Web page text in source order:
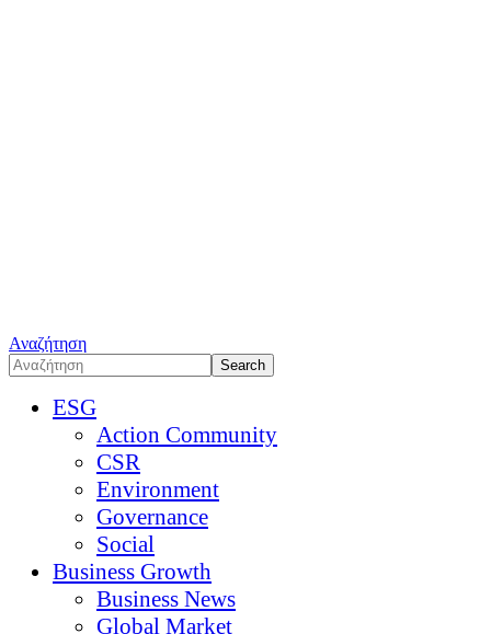
Αναζήτηση
ESG
Action Community
CSR
Environment
Governance
Social
Business Growth
Business News
Global Market